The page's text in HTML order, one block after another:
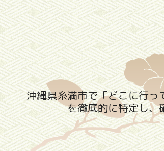
沖縄県糸満市で「どこに行
を徹底的に特定し、